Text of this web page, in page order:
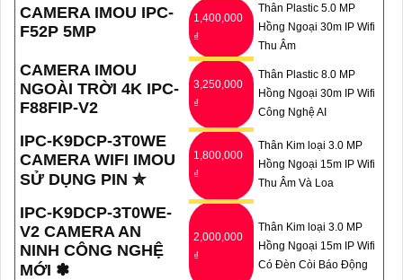
CAMERA IMOU IPC-
F52P 5MP
1,400,000
₫
Thân Plastic 5.0 MP
Hồng Ngoại 30m IP Wifi
Thu Âm
CAMERA IMOU
NGOÀI TRỜI 4K IPC-
F88FIP-V2
3,250,000
₫
Thân Plastic 8.0 MP
Hồng Ngoại 30m IP Wifi
Công Nghệ AI
IPC-K9DCP-3T0WE
CAMERA WIFI IMOU
SỬ DỤNG PIN ✮
1,800,000
₫
Thân Kim loại 3.0 MP
Hồng Ngoại 15m IP Wifi
Thu Âm Và Loa
IPC-K9DCP-3T0WE-
V2 CAMERA AN
NINH CÔNG NGHỆ
MỚI ✽
2,000,000
₫
Thân Kim loại 3.0 MP
Hồng Ngoại 15m IP Wifi
Có Ðèn Còi Báo Động